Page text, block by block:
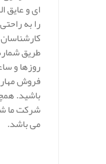
ای و عایق
را به
طریق
روزها و
فروش
باشید.
شرکت ما
می باشد.